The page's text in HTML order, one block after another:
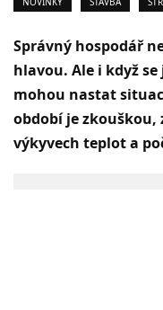
Správný hospodář
hlavou. Ale i když
mohou nastat
období je
výkyvech teplot a